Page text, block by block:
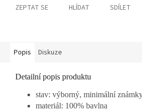
ZEPTAT SE HLÍDAT SDÍLET
Popis Diskuze
Detailní popis produktu
stav: výborný, minimální
materiál: 100% bavlna